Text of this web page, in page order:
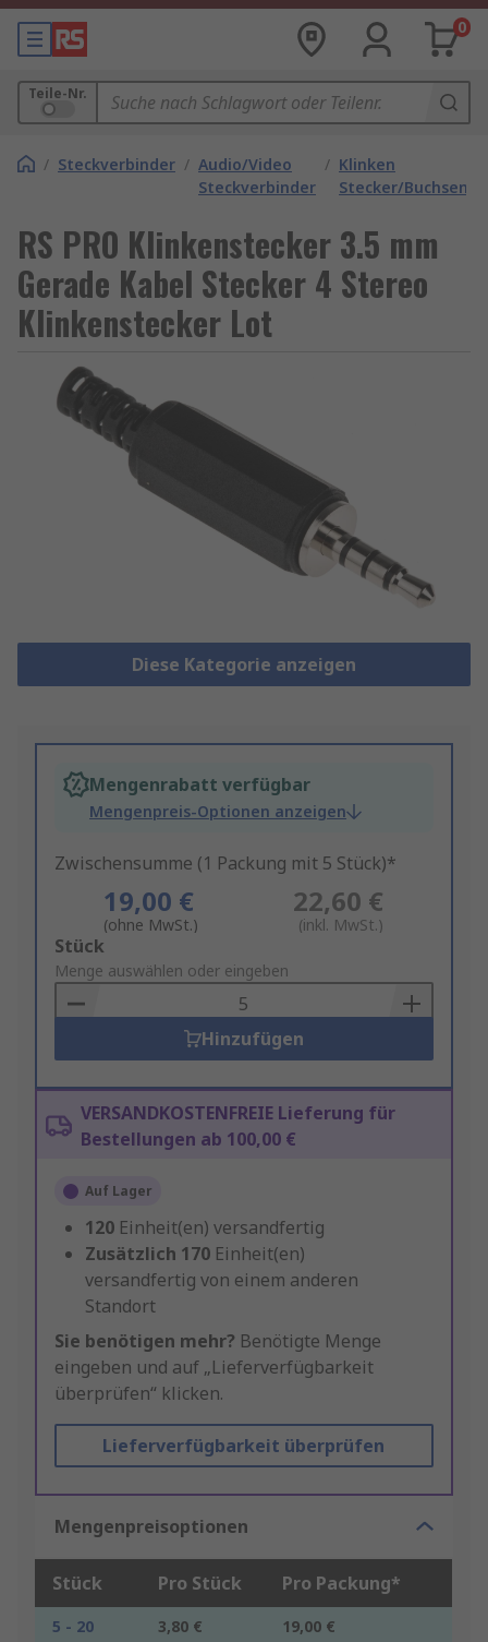
0
Teile-Nr.
/ Steckverbinder / Audio/Video
Steckverbinder
/ Klinken
Stecker/Buchsen
RS PRO Klinkenstecker 3.5 mm
Gerade Kabel Stecker 4 Stereo
Klinkenstecker Lot
Diese Kategorie anzeigen
Mengenrabatt verfügbar
Mengenpreis-Optionen anzeigen
Zwischensumme (1 Packung mit 5 Stück)*
19,00 €
(ohne MwSt.)
22,60 €
(inkl. MwSt.)
Add
to
Basket
Stück
Menge auswählen oder eingeben
Hinzufügen
VERSANDKOSTENFREIE Lieferung für
Bestellungen ab 100,00 €
Auf Lager
120 Einheit(en) versandfertig
Zusätzlich 170 Einheit(en)
versandfertig von einem anderen
Standort
Sie benötigen mehr? Benötigte Menge
eingeben und auf „Lieferverfügbarkeit
überprüfen“ klicken.
Lieferverfügbarkeit überprüfen
Mengenpreisoptionen
Stück Pro Stück Pro Packung*
5 - 20 3,80 €
19,00 €